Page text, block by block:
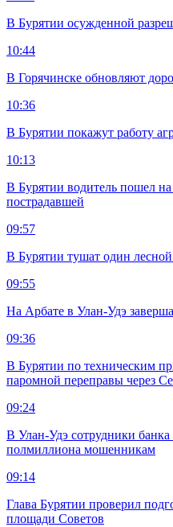
В Бурятии осужденной
10:44
В Горячинске обновляют
10:36
В Бурятии покажут работу
10:13
В Бурятии водитель пошел
пострадавшей
09:57
В Бурятии тушат один
09:55
На Арбате в Улан-Удэ
09:36
В Бурятии по техническим
паромной переправы через
09:24
В Улан-Удэ сотрудники банка
полмиллиона мошенникам
09:14
Глава Бурятии проверил
площади Советов